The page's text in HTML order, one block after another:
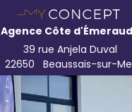
Agence Côte
39 rue Anjela Duval
22650
Beaussais-sur-